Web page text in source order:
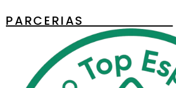
PARCERIAS________